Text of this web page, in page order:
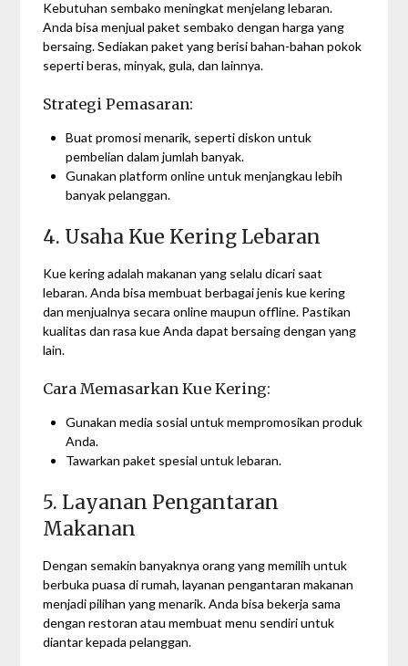
Kebutuhan sembako meningkat menjelang lebaran.
Anda bisa menjual paket sembako dengan harga yang
bersaing. Sediakan paket yang berisi bahan-bahan pokok
seperti beras, minyak, gula, dan lainnya.
Strategi Pemasaran:
Buat promosi menarik, seperti diskon untuk
pembelian dalam jumlah banyak.
Gunakan platform online untuk menjangkau lebih
banyak pelanggan.
4. Usaha Kue Kering Lebaran
Kue kering adalah makanan yang selalu dicari saat
lebaran. Anda bisa membuat berbagai jenis kue kering
dan menjualnya secara online maupun offline. Pastikan
kualitas dan rasa kue Anda dapat bersaing dengan yang
lain.
Cara Memasarkan Kue Kering:
Gunakan media sosial untuk mempromosikan produk
Anda.
Tawarkan paket spesial untuk lebaran.
5. Layanan Pengantaran
Makanan
Dengan semakin banyaknya orang yang memilih untuk
berbuka puasa di rumah, layanan pengantaran makanan
menjadi pilihan yang menarik. Anda bisa bekerja sama
dengan restoran atau membuat menu sendiri untuk
diantar kepada pelanggan.